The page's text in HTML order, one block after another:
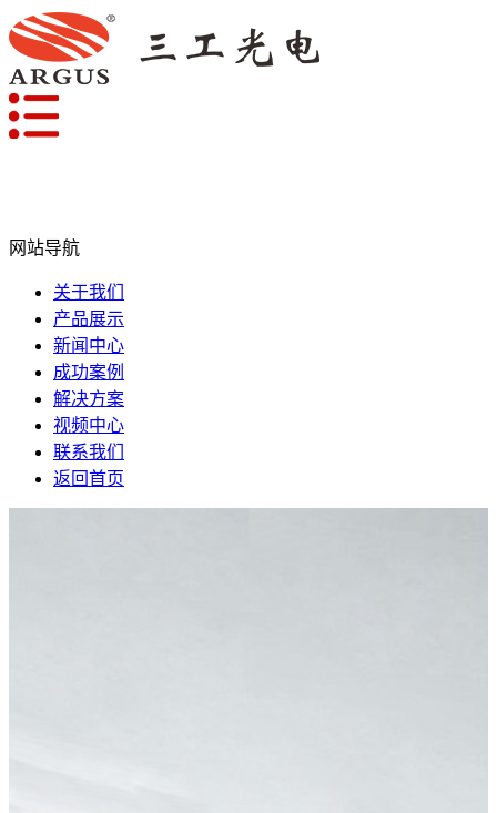
网站导航
关于我们
产品展示
新闻中心
成功案例
解决方案
视频中心
联系我们
返回首页